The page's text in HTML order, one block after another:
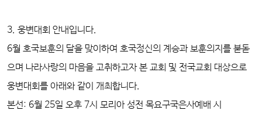
3. 웅변대회 안내입니다.
6월 호국보훈의 달을 맞이하여 호국정신의 계승과 보훈의지를 붇돋
으며 나라사랑의 마음을 고취하고자 본 교회 및 전국교회 대상으로
웅변대회를 아래와 같이 개최합니다.
본선: 6월 25일 오후 7시 모리아 성전 목요구국은사예배 시